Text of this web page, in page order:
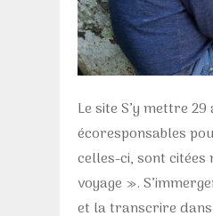
Le site S’y mettre
écoresponsables
celles-ci, sont
voyage ».
et la transcrire dans